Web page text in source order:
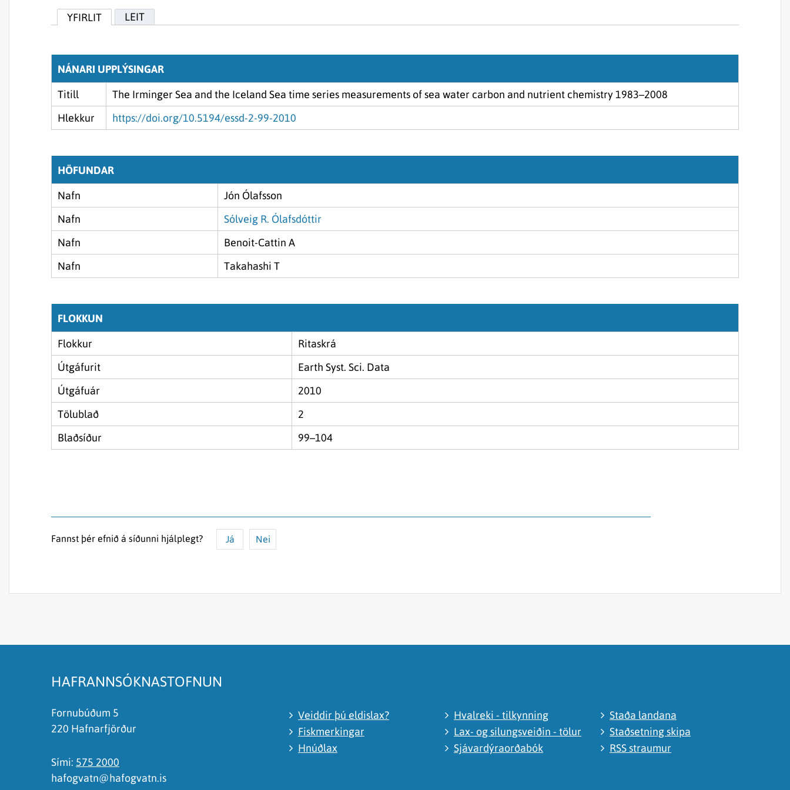
YFIRLIT LEIT
NÁNARI UPPLÝSINGAR
Titill
The Irminger Sea and the Iceland Sea time series measurements of sea water carbon and nutrient chemistry 1983–2008
Hlekkur
https://doi.org/10.5194/essd-2-99-2010
HÖFUNDAR
Nafn
Jón Ólafsson
Nafn
Sólveig R. Ólafsdóttir
Nafn
Benoit-Cattin A
Nafn
Takahashi T
FLOKKUN
Flokkur
Ritaskrá
Útgáfurit
Earth Syst. Sci. Data
Útgáfuár
2010
Tölublað
2
Blaðsíður
99–104
Fannst þér efnið á síðunni hjálplegt? Já Nei
HAFRANNSÓKNASTOFNUN
Fornubúðum 5
220 Hafnarfjörður
Sími: 575 2000
hafogvatn@hafogvatn.is
Veiddir þú eldislax?
Fiskmerkingar
Hnúðlax
Hvalreki - tilkynning
Lax- og silungsveiðin - tölur
Sjávardýraorðabók
Staða landana
Staðsetning skipa
RSS straumur